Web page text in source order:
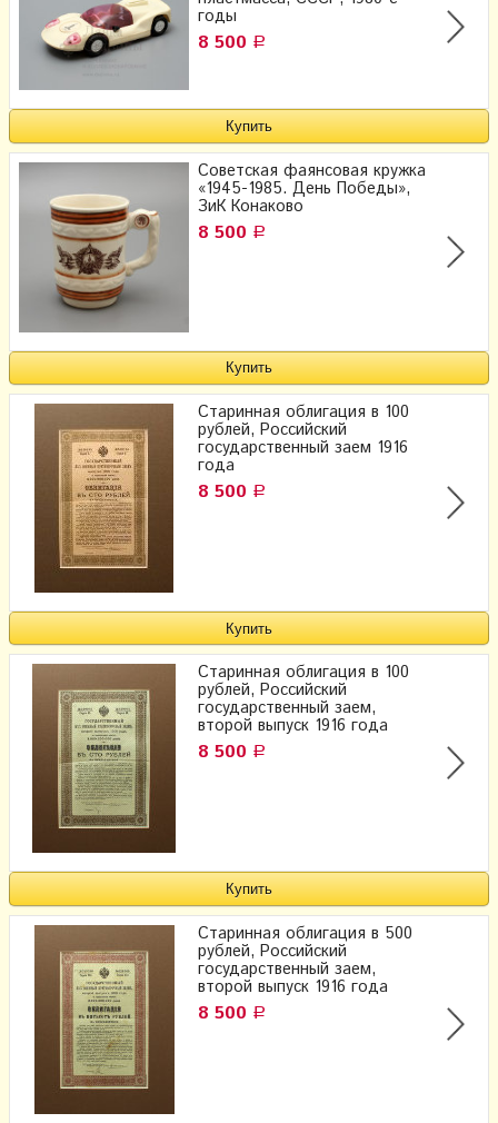
годы
8 500 Р
Советская фаянсовая кружка
«1945-1985. День Победы»,
ЗиК Конаково
8 500 Р
Старинная облигация в 100
рублей, Российский
государственный заем 1916
года
8 500 Р
Старинная облигация в 100
рублей, Российский
государственный заем,
второй выпуск 1916 года
8 500 Р
Старинная облигация в 500
рублей, Российский
государственный заем,
второй выпуск 1916 года
8 500 Р